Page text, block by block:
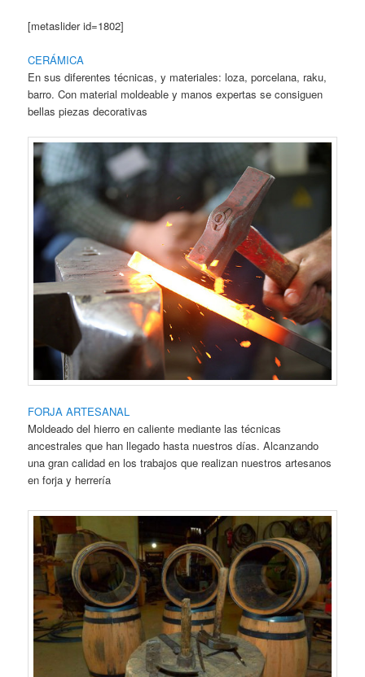
[metaslider id=1802]
CERÁMICA
En sus diferentes técnicas, y materiales: loza, porcelana, raku,
barro. Con material moldeable y manos expertas se consiguen
bellas piezas decorativas
FORJA ARTESANAL
Moldeado del hierro en caliente mediante las técnicas
ancestrales que han llegado hasta nuestros días. Alcanzando
una gran calidad en los trabajos que realizan nuestros artesanos
en forja y herrería